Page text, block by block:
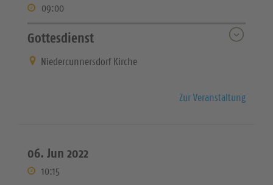
09:00
Gottesdienst
Niedercunnersdorf Kirche
Zur Veranstaltung
06. Jun 2022
10:15